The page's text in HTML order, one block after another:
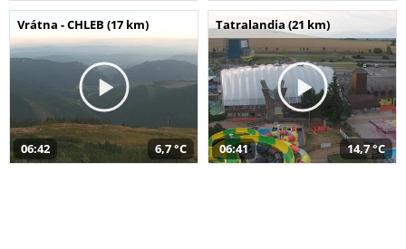
Vrátna - CHLEB (17 km)
06:42 6,7 °C
Tatralandia (21 km)
06:41 14,7 °C